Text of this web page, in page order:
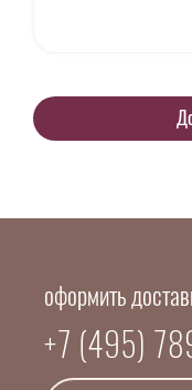
оформить
+7 (495)